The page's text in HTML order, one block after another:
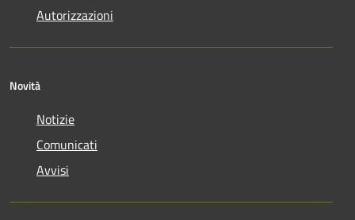
Autorizzazioni
Novità
Notizie
Comunicati
Avvisi